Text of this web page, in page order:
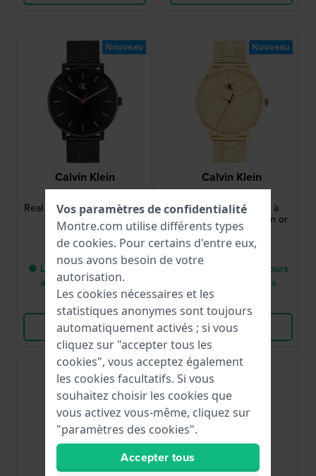
Calvin Klein
25200550
Real 42 mm Montre homme
à quartz noire
149,00 €
● Livraison entre 2 jours
à 3 jours ouvrables
Comparer
Voir les produits
Nouveau
Calvin Klein
25200549
Real 42 mm Montre à
quartz pour homme en or
149,00 €
● Livraison entre 2 jours
à 3 jours ouvrables
Voir les produits
Nouveau
Vos paramètres de confidentialité
Montre.com utilise différents types
de cookies. Pour certains d'entre eux,
nous avons besoin de votre
autorisation.
Les cookies nécessaires et les
statistiques anonymes sont toujours
automatiquement activés ; si vous
cliquez sur "accepter tous les
cookies", vous acceptez également
les cookies facultatifs. Si vous
souhaitez choisir les cookies que
vous activez vous-même, cliquez sur
"paramètres des cookies".
Accepter tous